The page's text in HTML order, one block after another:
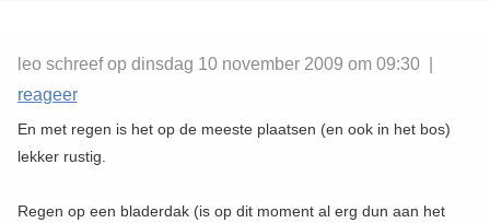
leo schreef op dinsdag 10 november 2009 om 09:30 |
reageer
En met regen is het op de meeste plaatsen (en ook in het bos)
lekker rustig.
Regen op een bladerdak (is op dit moment al erg dun aan het